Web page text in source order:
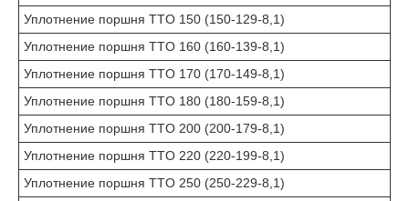
Уплотнение поршня TTO 150 (150-129-8,1)
Уплотнение поршня TTO 160 (160-139-8,1)
Уплотнение поршня TTO 170 (170-149-8,1)
Уплотнение поршня TTO 180 (180-159-8,1)
Уплотнение поршня TTO 200 (200-179-8,1)
Уплотнение поршня TTO 220 (220-199-8,1)
Уплотнение поршня TTO 250 (250-229-8,1)